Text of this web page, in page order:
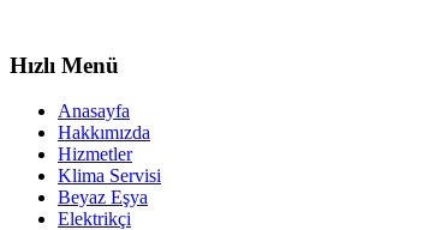
Hızlı Menü
Anasayfa
Hakkımızda
Hizmetler
Klima Servisi
Beyaz Eşya
Elektrikçi